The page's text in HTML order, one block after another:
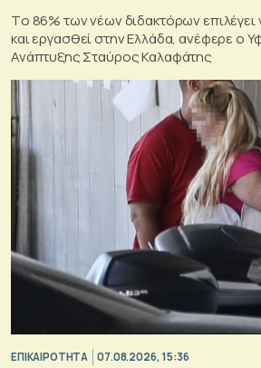
Tο 86% των νέων διδακτόρων επιλέγει
και εργασθεί στην Ελλάδα, ανέφερε ο
Ανάπτυξης Σταύρος Καλαφάτης
ΕΠΙΚΑΙΡΟΤΗΤΑ 07.08.2026, 15:36